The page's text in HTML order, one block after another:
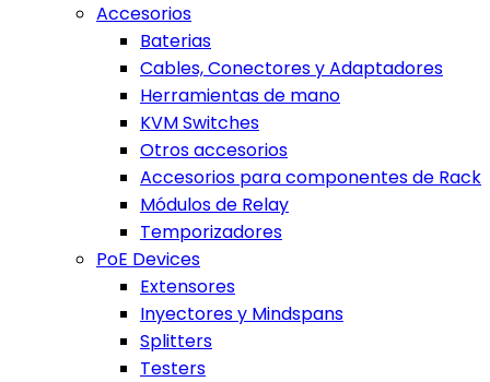
Accesorios
Baterias
Cables, Conectores y Adaptadores
Herramientas de mano
KVM Switches
Otros accesorios
Accesorios para componentes de Rack
Módulos de Relay
Temporizadores
PoE Devices
Extensores
Inyectores y Mindspans
Splitters
Testers